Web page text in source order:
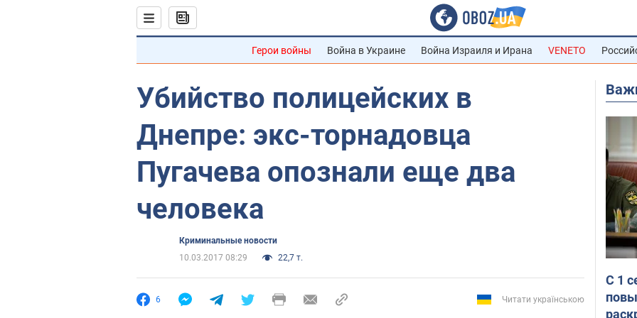
Герои войны Война в Украине Война Израиля и Ирана VENETO
Убийство полицейских в
Днепре: экс-торнадовца
Пугачева опознали еще два
человека
Криминальные новости
10.03.2017 08:29
22,7 т.
6 Читати українською
С 1